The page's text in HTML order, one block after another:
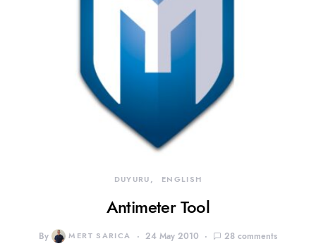
DUYURU ENGLISH
Antimeter Tool
By MERT SARICA 24 May 2010 28 comments